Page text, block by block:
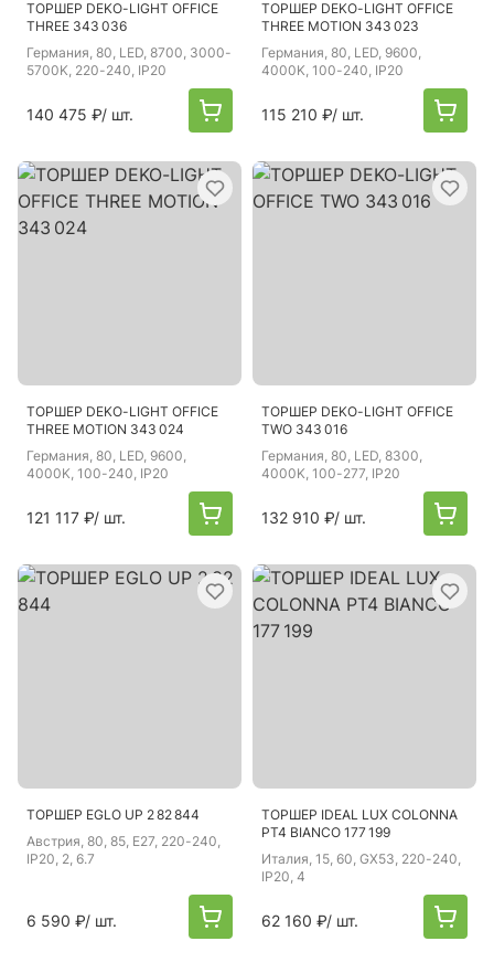
ТОРШЕР DEKO-LIGHT OFFICE
THREE 343 036
Германия, 80, LED, 8700, 3000-
5700K, 220-240, IP20
140 475 ₽/ шт.
ТОРШЕР DEKO-LIGHT OFFICE
THREE MOTION 343 023
Германия, 80, LED, 9600,
4000K, 100-240, IP20
115 210 ₽/ шт.
ТОРШЕР DEKO-LIGHT OFFICE
THREE MOTION 343 024
Германия, 80, LED, 9600,
4000K, 100-240, IP20
121 117 ₽/ шт.
ТОРШЕР DEKO-LIGHT OFFICE
TWO 343 016
Германия, 80, LED, 8300,
4000K, 100-277, IP20
132 910 ₽/ шт.
ТОРШЕР EGLO UP 2 82 844
Австрия, 80, 85, E27, 220-240,
IP20, 2, 6.7
6 590 ₽/ шт.
ТОРШЕР IDEAL LUX COLONNA
PT4 BIANCO 177 199
Италия, 15, 60, GX53, 220-240,
IP20, 4
62 160 ₽/ шт.